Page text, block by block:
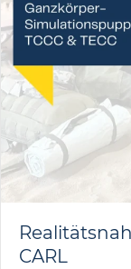
CARL